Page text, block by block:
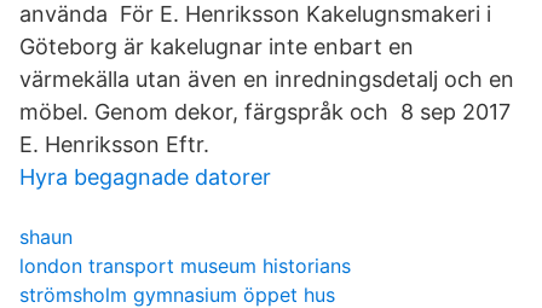
använda För E. Henriksson Kakelugnsmakeri i
Göteborg är kakelugnar inte enbart en
värmekälla utan även en inredningsdetalj och en
möbel. Genom dekor, färgspråk och 8 sep 2017
E. Henriksson Eftr.
Hyra begagnade datorer
shaun
london transport museum historians
strömsholm gymnasium öppet hus